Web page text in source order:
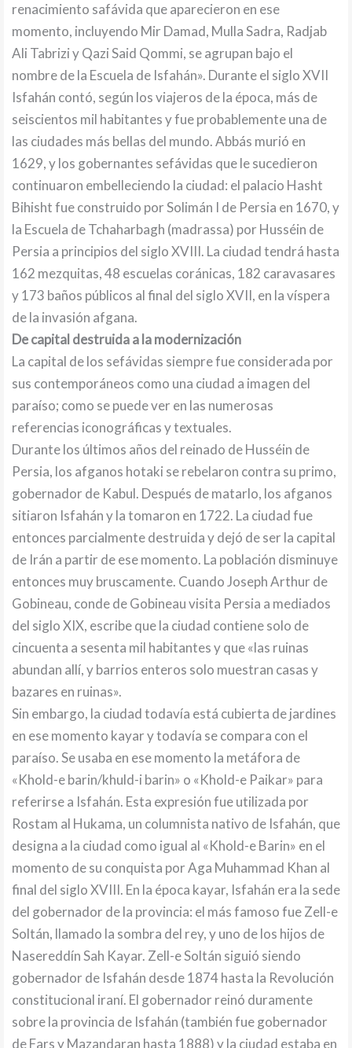
renacimiento safávida que aparecieron en ese
momento, incluyendo Mir Damad, Mulla Sadra, Radjab
Ali Tabrizi y Qazi Said Qommi, se agrupan bajo el
nombre de la Escuela de Isfahán». Durante el siglo XVII
Isfahán contó, según los viajeros de la época, más de
seiscientos mil habitantes y fue probablemente una de
las ciudades más bellas del mundo. Abbás murió en
1629, y los gobernantes sefávidas que le sucedieron
continuaron embelleciendo la ciudad: el palacio Hasht
Bihisht fue construido por Solimán I de Persia en 1670, y
la Escuela de Tchaharbagh (madrassa) por Husséin de
Persia a principios del siglo XVIII. La ciudad tendrá hasta
162 mezquitas, 48 escuelas coránicas, 182 caravasares
y 173 baños públicos al final del siglo XVII, en la víspera
de la invasión afgana.
De capital destruida a la modernización
La capital de los sefávidas siempre fue considerada por
sus contemporáneos como una ciudad a imagen del
paraíso; como se puede ver en las numerosas
referencias iconográficas y textuales.
Durante los últimos años del reinado de Husséin de
Persia, los afganos hotaki se rebelaron contra su primo,
gobernador de Kabul. Después de matarlo, los afganos
sitiaron Isfahán y la tomaron en 1722. La ciudad fue
entonces parcialmente destruida y dejó de ser la capital
de Irán a partir de ese momento. La población disminuye
entonces muy bruscamente. Cuando Joseph Arthur de
Gobineau, conde de Gobineau visita Persia a mediados
del siglo XIX, escribe que la ciudad contiene solo de
cincuenta a sesenta mil habitantes y que «las ruinas
abundan allí, y barrios enteros solo muestran casas y
bazares en ruinas».
Sin embargo, la ciudad todavía está cubierta de jardines
en ese momento kayar y todavía se compara con el
paraíso. Se usaba en ese momento la metáfora de
«Khold-e barin/khuld-i barin» o «Khold-e Paikar» para
referirse a Isfahán. Esta expresión fue utilizada por
Rostam al Hukama, un columnista nativo de Isfahán, que
designa a la ciudad como igual al «Khold-e Barin» en el
momento de su conquista por Aga Muhammad Khan al
final del siglo XVIII. En la época kayar, Isfahán era la sede
del gobernador de la provincia: el más famoso fue Zell-e
Soltán, llamado la sombra del rey, y uno de los hijos de
Nasereddín Sah Kayar. Zell-e Soltán siguió siendo
gobernador de Isfahán desde 1874 hasta la Revolución
constitucional iraní. El gobernador reinó duramente
sobre la provincia de Isfahán (también fue gobernador
de Fars y Mazandaran hasta 1888) y la ciudad estaba en